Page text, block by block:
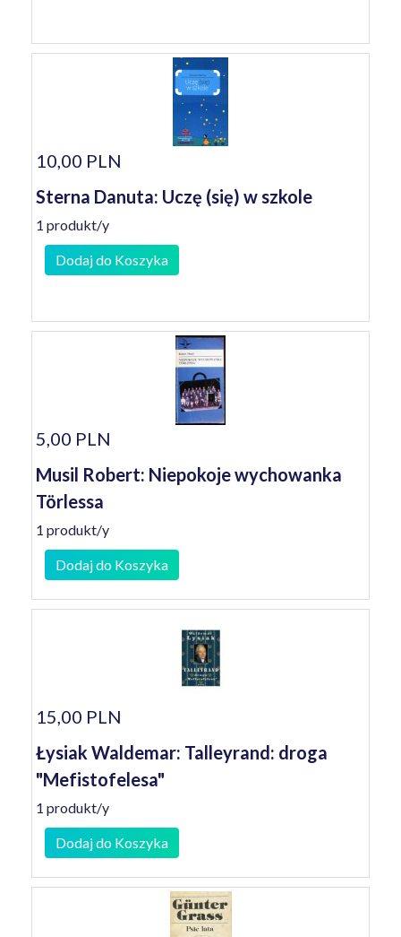
10,00 PLN
Sterna Danuta: Uczę (się) w szkole
1 produkt/y
Dodaj do Koszyka
5,00 PLN
Musil Robert: Niepokoje wychowanka
Törlessa
1 produkt/y
Dodaj do Koszyka
15,00 PLN
Łysiak Waldemar: Talleyrand: droga
"Mefistofelesa"
1 produkt/y
Dodaj do Koszyka